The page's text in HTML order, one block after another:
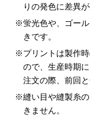
りの発色に差異が
蛍光色や、ゴー
きです。
プリントは製作
ので、生産時期
注文の際、前回
縫い目や縫製糸
きません。